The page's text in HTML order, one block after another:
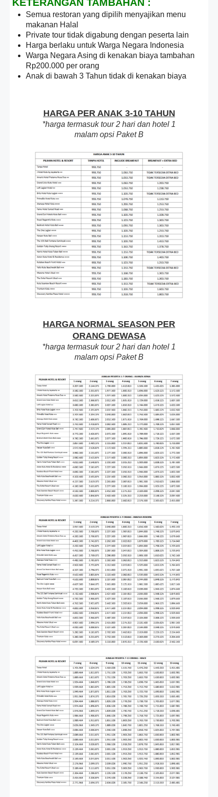
Semua restoran yang dipilih menyajikan menu
makanan Halal
Private tour tidak digabung dengan peserta lain
Harga berlaku untuk Warga Negara Indonesia
Warga Negara Asing di kenakan biaya tambahan
Rp200.000 per orang
Anak di bawah 3 Tahun tidak di kenakan biaya
HARGA PER ANAK 3-10 TAHUN
*harga termasuk tour 2 hari dan hotel 1
malam opsi Paket B
HARGA NORMAL SEASON PER
ORANG DEWASA
*harga termasuk tour 2 hari dan hotel 1
malam opsi Paket B